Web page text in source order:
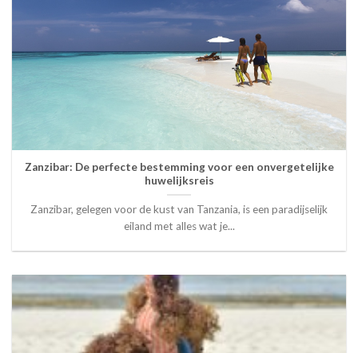
Zanzibar: De perfecte bestemming voor een onvergetelijke
huwelijksreis
Zanzibar, gelegen voor de kust van Tanzania, is een paradijselijk
eiland met alles wat je...